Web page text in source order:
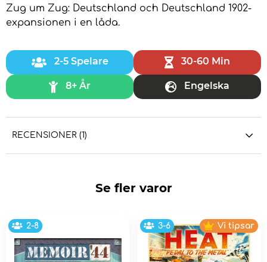
Zug um Zug: Deutschland och Deutschland 1902-
expansionen i en låda.
2-5 Spelare 30-60 Min
8+ År Engelska
RECENSIONER (1)
Se fler varor
2-8 3-6 Vi tipsar